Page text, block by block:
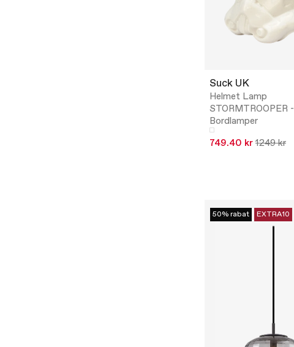
Suck UK
Helmet Lamp
STORMTROOPER -
Bordlamper
749.40 kr 1249 kr
50% rabat EXTRA10